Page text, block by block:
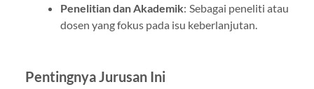
Penelitian dan Akademik: Sebagai peneliti atau
dosen yang fokus pada isu keberlanjutan.
Pentingnya Jurusan Ini